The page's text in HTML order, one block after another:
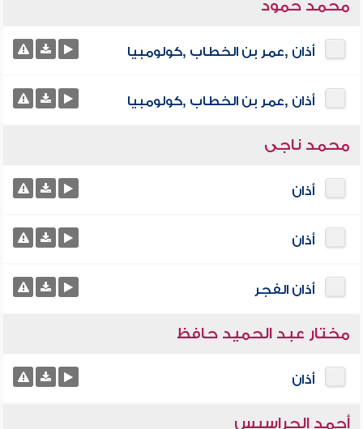
محمد حمود
أذان ,عمر بن الخطاب ,كولومبيا
أذان ,عمر بن الخطاب ,كولومبيا
محمد ناجى
أذان
أذان
أذان الفجر
مختار عبد الحميد حافظ
أذان
أحمد الحراسيس